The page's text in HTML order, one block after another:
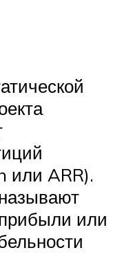
или ARR).
или